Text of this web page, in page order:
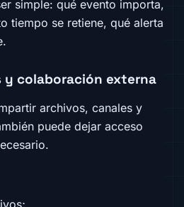
simple: qué evento importa,
tiempo se retiene, qué alerta
y colaboración externa
archivos, canales y
puede dejar acceso